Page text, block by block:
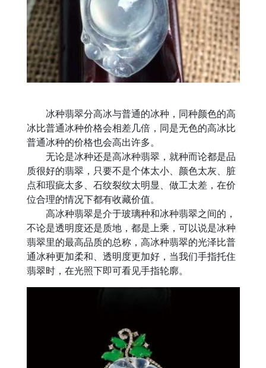
冰种翡翠分高冰与普通的冰种，同种颜色的高
冰比普通冰种价格会相差几倍，同是无色的高冰比
普通冰种的价格也会高出许多。
无论是冰种还是高冰种翡翠，就种而论都是品
质很好的翡翠，只要不是个体太小、颜色太灰、脏
点和瑕疵太多、石纹裂纹太明显、做工太差，在价
位合理的情况下都有收藏价值。
高冰种翡翠是介于玻璃种和冰种翡翠之间的，
不论是透明度还是质地，都是上乘，可以说是冰种
翡翠里的最高品质的总称，高冰种翡翠的光泽比普
通冰种更加柔和、透明度更加好，当我们手指托住
翡翠时，在光照下即可看见手指轮廓。